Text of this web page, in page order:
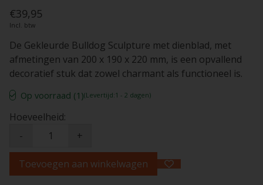
€39,95
Incl. btw
De Gekleurde Bulldog Sculpture met dienblad, met
afmetingen van 200 x 190 x 220 mm, is een opvallend
decoratief stuk dat zowel charmant als functioneel is.
Op voorraad (1)(Levertijd:1 - 2 dagen)
Hoeveelheid:
-
+
Toevoegen aan winkelwagen